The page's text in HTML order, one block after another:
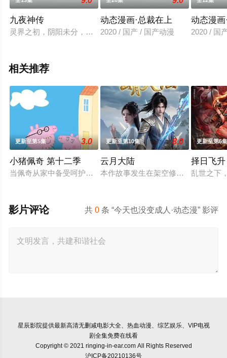
九夜神传
灵界之初，阴阳未分，瞑涬鸿蒙，后大道萌芽，灵神生其中，
动态漫画·总裁在上
2020 / 国产 / 国产动漫
动态漫
2020 / 国
相关推荐
更新至第5集 3.0
小猪佩奇 第十二季
当佩奇从家中备受呵护的"小妹妹"一跃成为肩负责任的"大姐姐"
更新至第10集 8.0
云月大陆
本作故事发生在架空修仙世界——云
更新至第6
择日飞升
乱世之下
共0 条 “今天也没变成人·动态漫” 影评
影片评论
星辰影院提供最新高清无删减电影大全、热血动漫、综艺娱乐、VIP电视
剧全集免费在线看
Copyright © 2021 ringing-in-ear.com All Rights Reserved
沪ICP备20210136号